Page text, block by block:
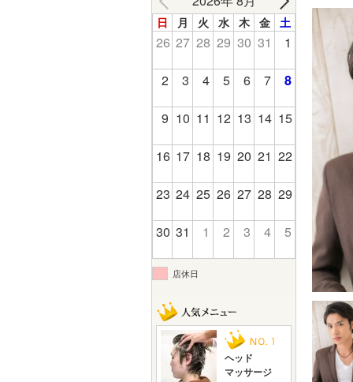
日 月 火 水 木 金 土
26 27 28 29 30 31 1
2 3 4 5 6 7 8
9 10 11 12 13 14 15
16 17 18 19 20 21 22
23 24 25 26 27 28 29
30 31 1 2 3 4 5
店休日
ヘッド
マッサージ